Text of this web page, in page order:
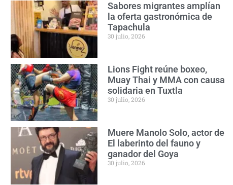
Sabores migrantes amplían
la oferta gastronómica de
Tapachula
30 julio, 2026
Lions Fight reúne boxeo,
Muay Thai y MMA con causa
solidaria en Tuxtla
30 julio, 2026
Muere Manolo Solo, actor de
El laberinto del fauno y
ganador del Goya
30 julio, 2026